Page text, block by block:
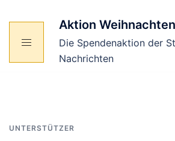
Inhalt
springen
Aktion
Die Spendenaktion der
Nachrichten
UNTERSTÜTZER